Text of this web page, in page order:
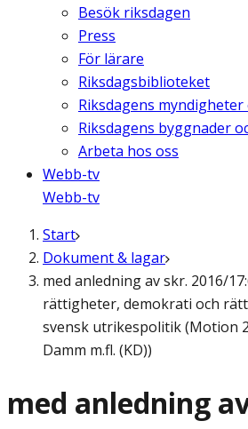
Besök riksdagen
Press
För lärare
Riksdagsbiblioteket
Riksdagens
Riksdagens byggnader
Arbeta hos oss
Webb-tv
Webb-tv
Start
Dokument & lagar
med anledning av skr. 2016/
rättigheter, demokrati och
svensk utrikespolitik (Motion
Damm m.fl. (KD))
med anledning